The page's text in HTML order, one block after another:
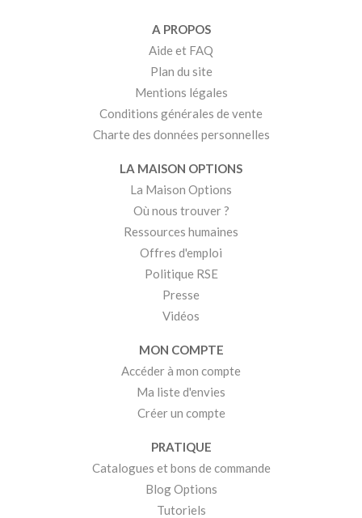
A PROPOS
Aide et FAQ
Plan du site
Mentions légales
Conditions générales de vente
Charte des données personnelles
LA MAISON OPTIONS
La Maison Options
Où nous trouver ?
Ressources humaines
Offres d'emploi
Politique RSE
Presse
Vidéos
MON COMPTE
Accéder à mon compte
Ma liste d'envies
Créer un compte
PRATIQUE
Catalogues et bons de commande
Blog Options
Tutoriels